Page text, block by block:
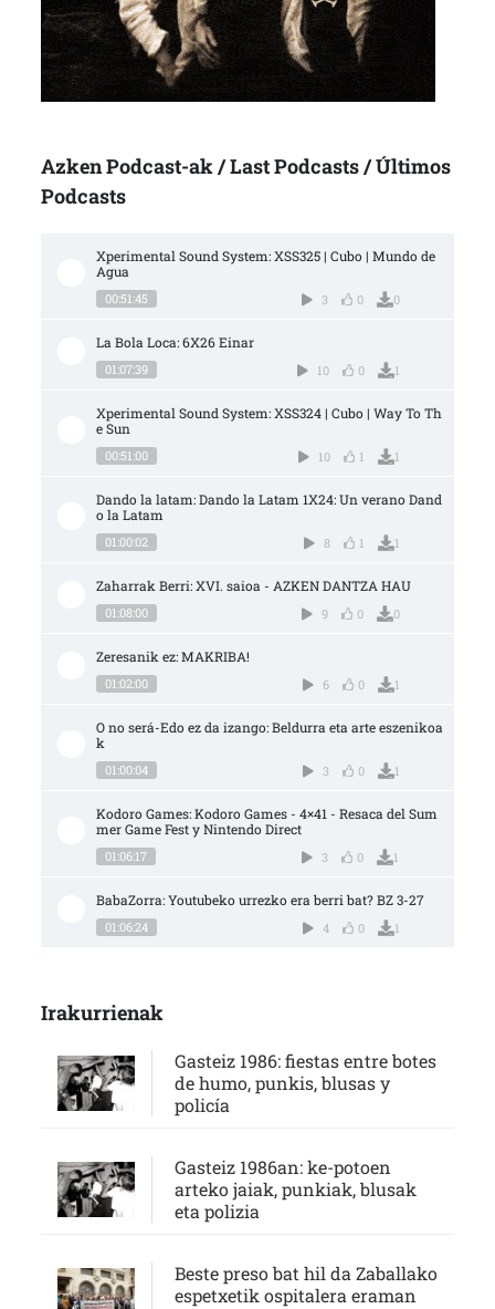
Azken Podcast-ak / Last Podcasts / Últimos
Podcasts
Xperimental Sound System: XSS325 | Cubo | Mundo de
Agua
00:51:45 3 0 0
La Bola Loca: 6X26 Einar
01:07:39 10 0 1
Xperimental Sound System: XSS324 | Cubo | Way To Th
e Sun
00:51:00 10 1 1
Dando la latam: Dando la Latam 1X24: Un verano Dand
o la Latam
01:00:02 8 1 1
Zaharrak Berri: XVI. saioa - AZKEN DANTZA HAU
01:08:00 9 0 0
Zeresanik ez: MAKRIBA!
01:02:00 6 0 1
O no será-Edo ez da izango: Beldurra eta arte eszenikoa
k
01:00:04 3 0 1
Kodoro Games: Kodoro Games - 4×41 - Resaca del Sum
mer Game Fest y Nintendo Direct
01:06:17 3 0 1
BabaZorra: Youtubeko urrezko era berri bat? BZ 3-27
01:06:24 4 0 1
Irakurrienak
Gasteiz 1986: fiestas entre botes
de humo, punkis, blusas y
policía
Gasteiz 1986an: ke-potoen
arteko jaiak, punkiak, blusak
eta polizia
Beste preso bat hil da Zaballako
espetxetik ospitalera eraman